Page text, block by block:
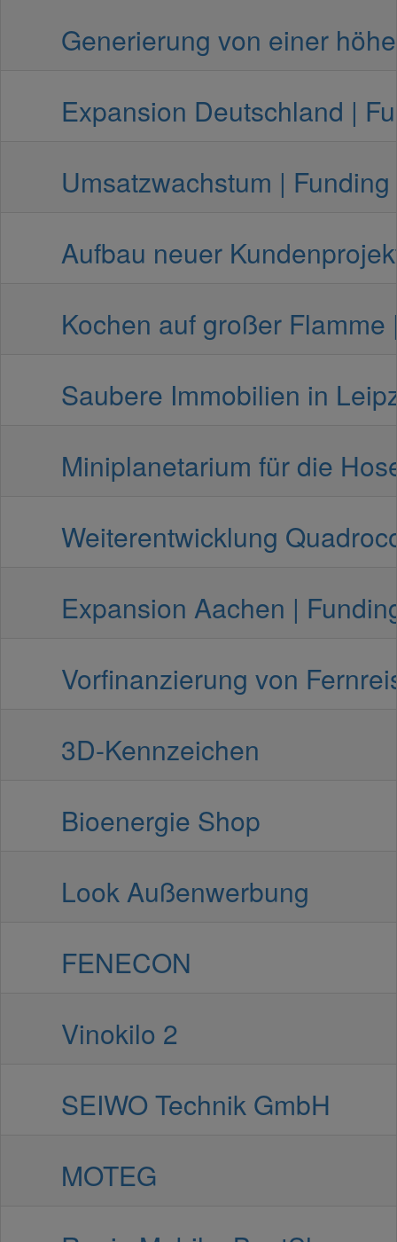
Generierung von einer
Expansion Deutschland |
Umsatzwachstum |
Aufbau neuer
Kochen auf großer
Saubere Immobilien in
Miniplanetarium für die
Weiterentwicklung
Expansion Aachen |
Vorfinanzierung von
3D-Kennzeichen
Bioenergie Shop
Look Außenwerbung
FENECON
Vinokilo 2
SEIWO Technik GmbH
MOTEG